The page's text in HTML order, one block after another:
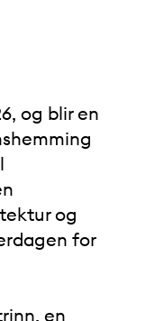
og blir en
og
for
en